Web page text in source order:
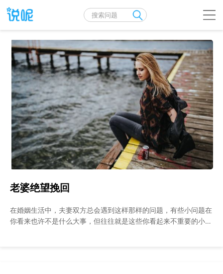
老婆绝望挽回
在婚姻生活中，夫妻双方总会遇到这样那样的问题，有些小问题在
你看来也许不是什么大事，但往往就是这些你看起来不重要的小